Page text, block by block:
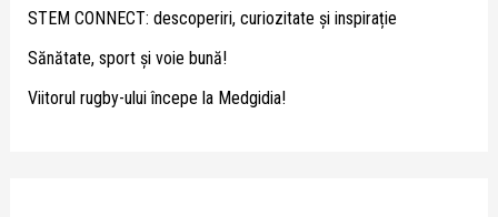
:STEM CONNECT: descoperiri, curiozitate și inspirație
Sănătate, sport și voie bună!
Viitorul rugby-ului începe la Medgidia!